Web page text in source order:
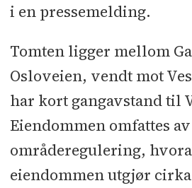
i en pressemelding.
Tomten ligger mellom
Osloveien, vendt mot
har kort gangavstand til
Eiendommen omfattes
områderegulering,
eiendommen utgjør